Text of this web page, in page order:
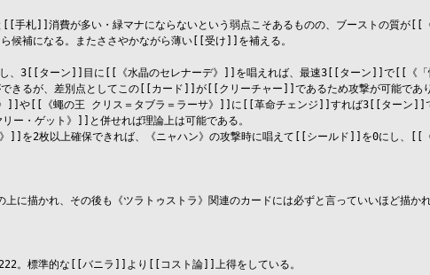
札]]消費が多い・緑マナにならないという弱点こそあるものの、ブーストの質が
候補になる。またささやかながら薄い[[受け]]を補える。
3[[ターン]]目に[[《水晶のセレナーデ》]]を唱えれば、最速3[[ターン]]で[[《「
できるが、差別点としてこの[[カード]]が[[クリーチャー]]であるため攻撃が可能
]]や[[《蠅の王 クリス＝タブラ＝ラーサ》]]に[[革命チェンジ]]すれば3[[ターン]]
・ゲット》]]と併せれば理論上は可能である。
]]を2枚以上確保できれば、《ニャハン》の攻撃時に唱えて[[シールド]]を0にし
かれ、その後も《ツラトゥストラ》関連のカードには必ずと言っていいほど描かれ
。標準的な[[バニラ]]より[[コスト論]]上得をしている。